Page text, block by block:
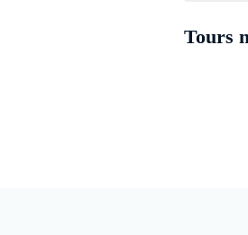
Tours